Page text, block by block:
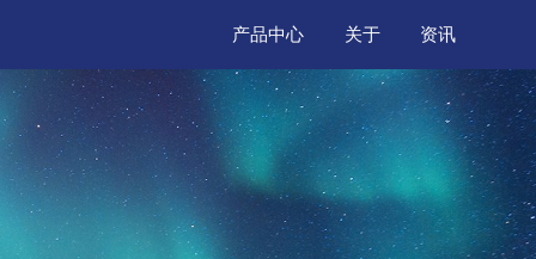
产品中心 关于 资讯